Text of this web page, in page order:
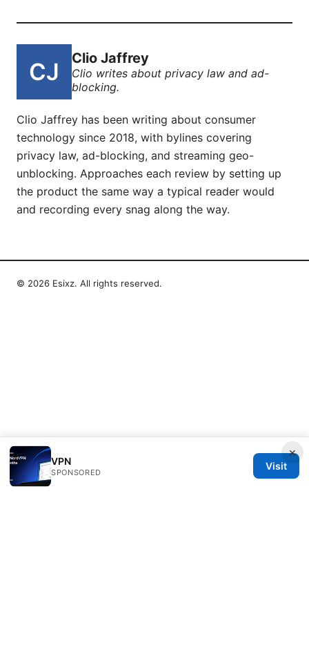
Clio Jaffrey
Clio writes about privacy law and ad-
blocking.
Clio Jaffrey has been writing about consumer
technology since 2018, with bylines covering
privacy law, ad-blocking, and streaming geo-
unblocking. Approaches each review by setting up
the product the same way a typical reader would
and recording every snag along the way.
×
VPN
SPONSORED
Visit
© 2026 Esixz. All rights reserved.